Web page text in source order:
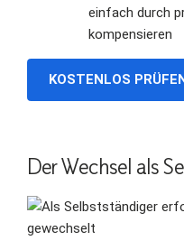
einfach durch
kompensieren
KOSTENLOS PRÜFEN
Der Wechsel als